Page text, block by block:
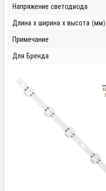
Напряжение светодиода
Длина х ширина х высота (мм)
Примечание
Для Бренда